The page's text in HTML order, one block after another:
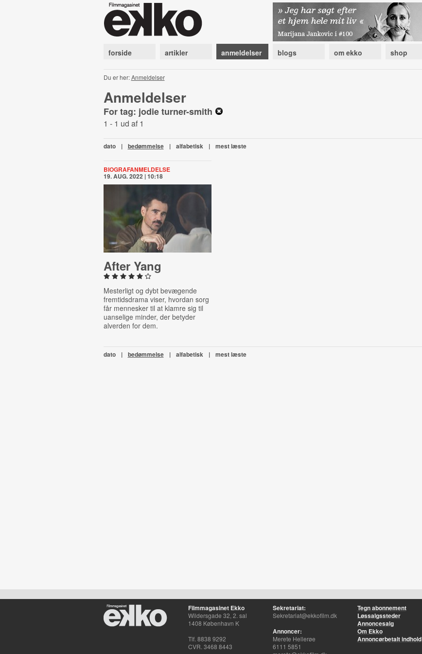
forside artikler anmeldelser blogs om ekko shop
Du er her:Anmeldelser
Anmeldelser
For tag: jodie turner-smith
1 - 1 ud af 1
dato | bedømmelse | alfabetisk | mest læste
BIOGRAFANMELDELSE
19. AUG. 2022 | 10:18
After Yang
Mesterligt og dybt bevægende
fremtidsdrama viser, hvordan sorg
får mennesker til at klamre sig til
uanselige minder, der betyder
alverden for dem.
dato | bedømmelse | alfabetisk | mest læste
Filmmagasinet Ekko
Wildersgade 32, 2. sal
1408 København K
Tlf. 8838 9292
CVR. 3468 8443
Sekretariat:
Sekretariat@ekkofilm.dk
Annoncer:
Merete Hellerøe
6111 5851
Tegn abonnement
Løssalgssteder
Annoncesalg
Om Ekko
Annoncørbetalt indhold